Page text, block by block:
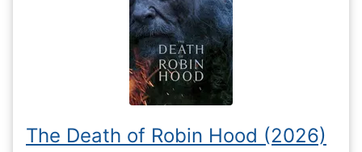
The Death of Robin Hood (2026)